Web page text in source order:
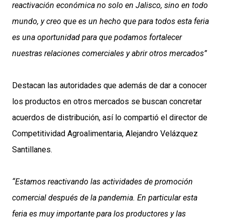
reactivación económica no solo en Jalisco, sino en todo
mundo, y creo que es un hecho que para todos esta feria
es una oportunidad para que podamos fortalecer
nuestras relaciones comerciales y abrir otros mercados”
Destacan las autoridades que además de dar a conocer
los productos en otros mercados se buscan concretar
acuerdos de distribución, así lo compartió el director de
Competitividad Agroalimentaria, Alejandro Velázquez
Santillanes.
“Estamos reactivando las actividades de promoción
comercial después de la pandemia. En particular esta
feria es muy importante para los productores y las